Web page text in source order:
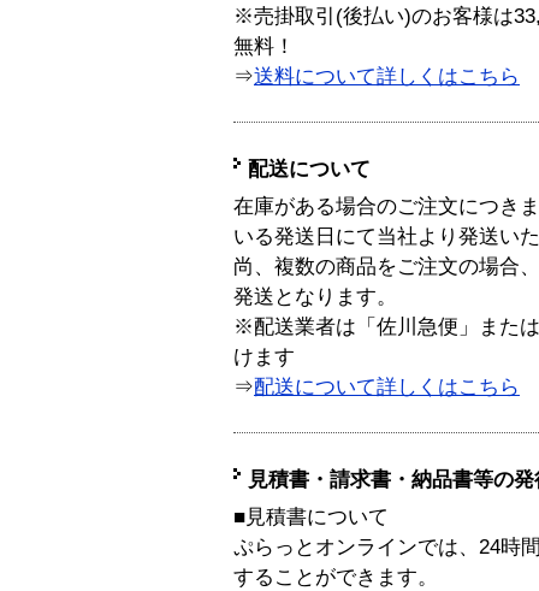
※売掛取引(後払い)のお客様は
無料！
⇒送料について詳しくはこちら
配送について
在庫がある場合のご注文につき
いる発送日にて当社より発送い
尚、複数の商品をご注文の場合
発送となります。
※配送業者は「佐川急便」また
けます
⇒配送について詳しくはこちら
見積書・請求書・納品書等の
■見積書について
ぷらっとオンラインでは、24時
することができます。